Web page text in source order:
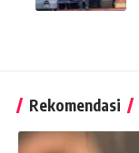
Rekomendasi